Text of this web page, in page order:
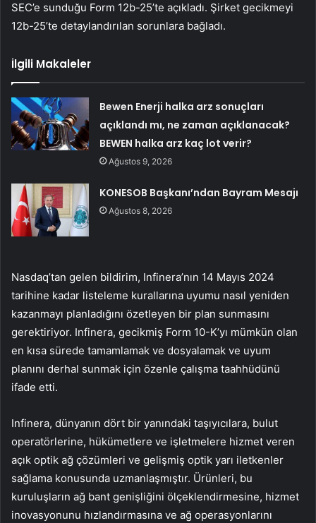
SEC’e sunduğu Form 12b-25’te açıkladı. Şirket gecikmeyi
12b-25’te detaylandırılan sorunlara bağladı.
İlgili Makaleler
Bewen Enerji halka arz sonuçları
açıklandı mı, ne zaman açıklanacak?
BEWEN halka arz kaç lot verir?
Ağustos 9, 2026
KONESOB Başkanı’ndan Bayram Mesajı
Ağustos 8, 2026
Nasdaq’tan gelen bildirim, Infinera’nın 14 Mayıs 2024
tarihine kadar listeleme kurallarına uyumu nasıl yeniden
kazanmayı planladığını özetleyen bir plan sunmasını
gerektiriyor. Infinera, gecikmiş Form 10-K’yı mümkün olan
en kısa sürede tamamlamak ve dosyalamak ve uyum
planını derhal sunmak için özenle çalışma taahhüdünü
ifade etti.
Infinera, dünyanın dört bir yanındaki taşıyıcılara, bulut
operatörlerine, hükümetlere ve işletmelere hizmet veren
açık optik ağ çözümleri ve gelişmiş optik yarı iletkenler
sağlama konusunda uzmanlaşmıştır. Ürünleri, bu
kuruluşların ağ bant genişliğini ölçeklendirmesine, hizmet
inovasyonunu hızlandırmasına ve ağ operasyonlarını